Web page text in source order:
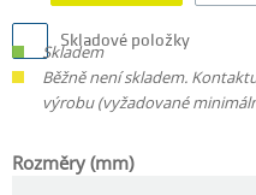
Skladové položky
Skladem
Běžně není skladem.
výrobu (vyžadované
Rozměry (mm)